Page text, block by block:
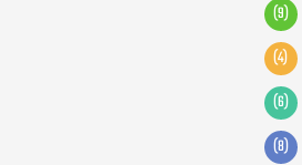
(9)
(4)
(6)
(8)